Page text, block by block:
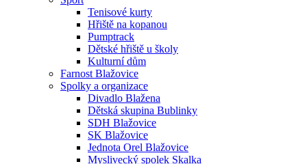
Tenisové kurty
Hřiště na kopanou
Pumptrack
Dětské hřiště u školy
Kulturní dům
Farnost Blažovice
Spolky a organizace
Divadlo Blažena
Dětská skupina Bublinky
SDH Blažovice
SK Blažovice
Jednota Orel Blažovice
Myslivecký spolek Skalka